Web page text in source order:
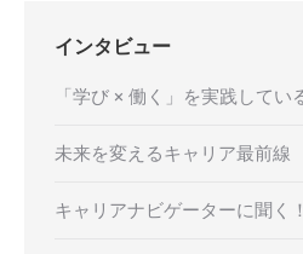
インタビュー
「学び × 働く」を実践してい
未来を変えるキャリア最前線
キャリアナビゲーターに聞く！